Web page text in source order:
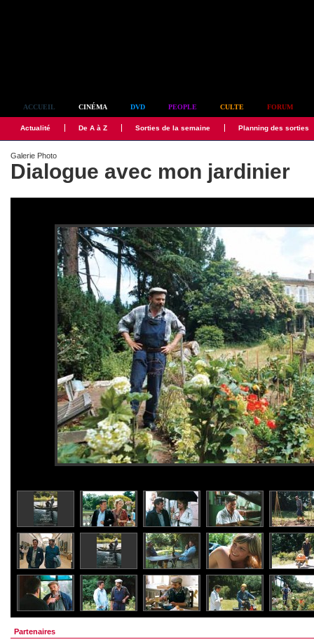
ACCUEIL CINÉMA DVD PEOPLE CULTE FORUM
Actualité De A à Z Sorties de la semaine Planning des sorties
Galerie Photo
Dialogue avec mon jardinier
Partenaires